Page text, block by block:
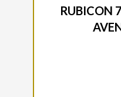
RUBICON